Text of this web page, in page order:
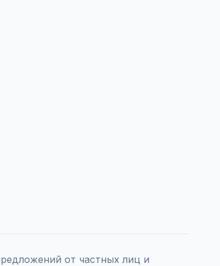
от частных лиц и